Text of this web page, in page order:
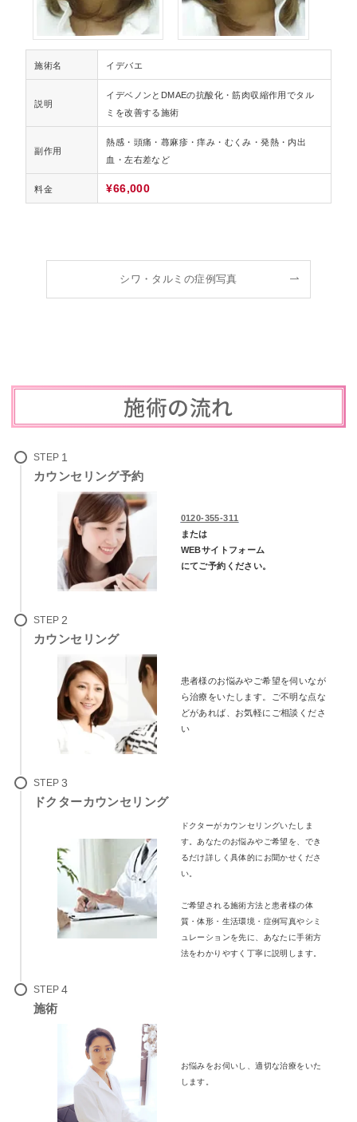
施術名 イデバエ
説明
イデベノンとDMAEの抗酸化・筋肉収縮作用でタル
ミを改善する施術
副作用
熱感・頭痛・蕁麻疹・痒み・むくみ・発熱・内出
血・左右差など
料金 ¥66,000
シワ・タルミの症例写真
施術の流れ
STEP
カウンセリング予約
0120-355-311
または
WEBサイトフォーム
にてご予約ください。
STEP
カウンセリング
患者様のお悩みやご希望を伺いなが
ら治療をいたします。
ご不明な点な
どがあれば、お気軽にご相談くださ
い
STEP
ドクターカウンセリング
ドクターがカウンセリングいたしま
す。あなたのお悩みやご希望を、でき
るだけ詳しく具体的にお聞かせくださ
い。
ご希望される施術方法と患者様の体
質・体形・生活環境・症例写真やシミ
ュレーションを先に、あなたに手術方
法をわかりやすく丁寧に説明します。
STEP
施術
お悩みをお伺いし、適切な治療をいた
します。